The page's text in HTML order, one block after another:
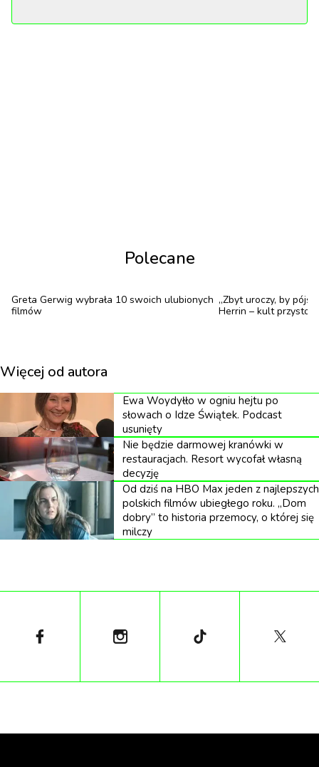
Polecane
Greta Gerwig wybrała 10 swoich ulubionych
filmów
„Zbyt uroczy, by
Herrin – kult
Więcej od autora
Ewa Woydyłło w ogniu hejtu po
słowach o Idze Świątek. Podcast
usunięty
Nie będzie darmowej kranówki w
restauracjach. Resort wycofał własną
decyzję
Od dziś na HBO Max jeden z najlepszych
polskich filmów ubiegłego roku. „Dom
dobry” to historia przemocy, o której się
milczy